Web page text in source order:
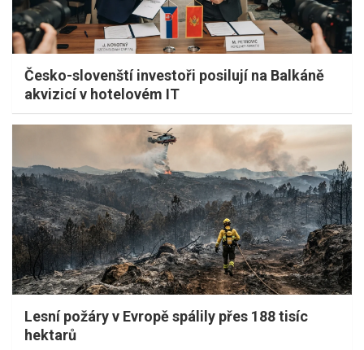
Česko-slovenští investoři posilují na Balkáně
akvizicí v hotelovém IT
Lesní požáry v Evropě spálily přes 188 tisíc
hektarů